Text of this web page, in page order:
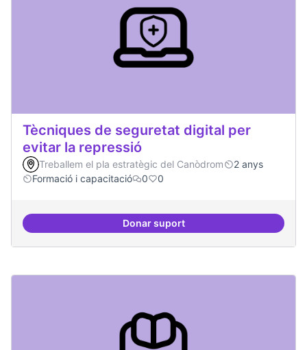
Tècniques de seguretat digital per
evitar la repressió
Treballem el pla estratègic del Canòdrom
2 anys
Formació i capacitació
0 0
Donar suportTècniques de seguretat digital